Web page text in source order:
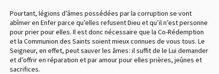
Pourtant, légions d’âmes possédées par la corruption se vont
abîmer en Enfer parce qu’elles refusent Dieu et qu’il n’est personne
pour prier pour elles. Il est donc nécessaire que la Co-Rédemption
et la Communion des Saints soient mieux connues de vous tous. Le
Seigneur, en effet, peut sauver les âmes : il suffit de le Lui demander
et d’offrir en réparation et par amour pour elles prières, jeûnes et
sacrifices.